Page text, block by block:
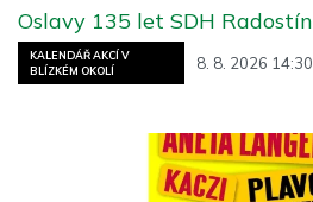
KALENDÁŘ AKCÍ V
BLÍZKÉM OKOLÍ
8. 8. 2026 14:30
Oslavy 135 let SDH Radostín